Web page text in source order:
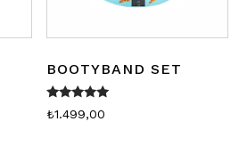
BOOTYBAND SET
5 üzerinden
5.00
₺1.499,00